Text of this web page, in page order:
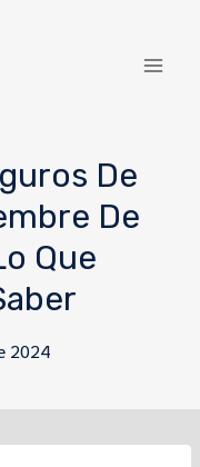
De
De
Que
2024